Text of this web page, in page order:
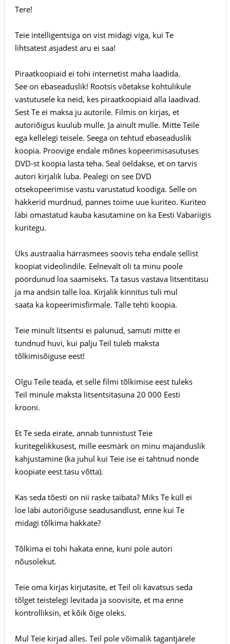
Tere!
Teie intelligentsiga on vist midagi viga, kui Te
lihtsatest asjadest aru ei saa!
Piraatkoopiaid ei tohi internetist maha laadida.
See on ebaseaduslik! Rootsis võetakse kohtulikule
vastutusele ka neid, kes piraatkoopiaid alla laadivad.
Sest Te ei maksa ju autorile. Filmis on kirjas, et
autoriõigus kuulub mulle. Ja ainult mulle. Mitte Teile
ega kellelegi teisele. Seega on tehtud ebaseaduslik
koopia. Proovige endale mõnes kopeerimisasutuses
DVD-st koopia lasta teha. Seal öeldakse, et on tarvis
autori kirjalik luba. Pealegi on see DVD
otsekopeerimise vastu varustatud koodiga. Selle on
häkkerid murdnud, pannes toime uue kuriteo. Kuriteo
läbi omastatud kauba kasutamine on ka Eesti Vabariigis
kuritegu.
Üks austraalia härrasmees soovis teha endale sellist
koopiat videolindile. Eelnevalt oli ta minu poole
pöördunud loa saamiseks. Ta tasus vastava litsentitasu
ja ma andsin talle loa. Kirjalik kinnitus tuli mul
saata ka kopeerimisfirmale. Talle tehti koopia.
Teie minult litsentsi ei palunud, samuti mitte ei
tundnud huvi, kui palju Teil tuleb maksta
tõlkimisõiguse eest!
Olgu Teile teada, et selle filmi tõlkimise eest tuleks
Teil minule maksta litsentsitasuna 20 000 Eesti
krooni.
Et Te seda eirate, annab tunnistust Teie
kuritegelikkusest, mille eesmärk on minu majanduslik
kahjustamine (ka juhul kui Teie ise ei tahtnud nonde
koopiate eest tasu võtta).
Kas seda tõesti on nii raske taibata? Miks Te küll ei
loe läbi autoriõiguse seadusandlust, enne kui Te
midagi tõlkima hakkate?
Tõlkima ei tohi hakata enne, kuni pole autori
nõusolekut.
Teie oma kirjas kirjutasite, et Teil oli kavatsus seda
tõlget teistelegi levitada ja soovisite, et ma enne
kontrolliksin, et kõik õige oleks.
Mul Teie kirjad alles. Teil pole võimalik tagantjärele